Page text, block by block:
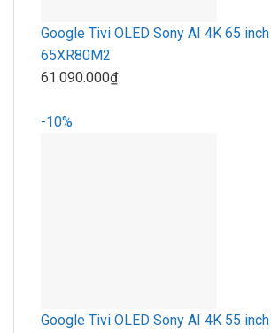
Google Tivi OLED Sony AI 4K 65
65XR80M2
61.090.000₫
-10%
Google Tivi OLED Sony AI 4K 55